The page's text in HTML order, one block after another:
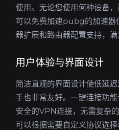
使用。无论您使用何种设备
可以免费加速pubg的加速器
器扩展和路由器配置支持，满
用户体验与界面设计
简洁直观的界面设计使低延
手也非常友好。一键连接功
安全的VPN连接，无需复杂
可以根据需要自定义协议选择